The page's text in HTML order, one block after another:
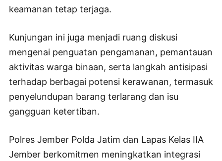
keamanan tetap terjaga.
Kunjungan ini juga menjadi ruang diskusi
mengenai penguatan pengamanan, pemantauan
aktivitas warga binaan, serta langkah antisipasi
terhadap berbagai potensi kerawanan, termasuk
penyelundupan barang terlarang dan isu
gangguan ketertiban.
Polres Jember Polda Jatim dan Lapas Kelas IIA
Jember berkomitmen meningkatkan integrasi